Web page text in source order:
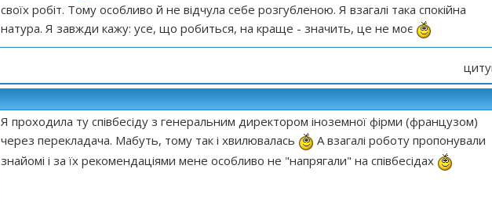
своїх робіт. Тому особливо й не відчула себе розгубленою. Я взагалі така спокійна
натура. Я завжди кажу: усе, що робиться, на краще - значить, це не моє
Я проходила ту співбесіду з генеральним директором іноземної фірми (французом)
через перекладача. Мабуть, тому так і хвилювалась
А взагалі роботу пропонували
знайомі і за їх рекомендаціями мене особливо не "напрягали" на співбесідах